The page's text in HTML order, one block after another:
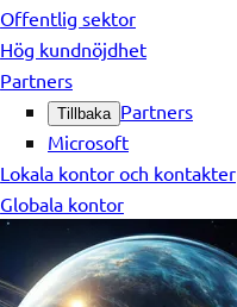
Offentlig sektor
Hög kundnöjdhet
Partners
Tillbaka Partners
Microsoft
Lokala kontor och kontakter
Globala kontor